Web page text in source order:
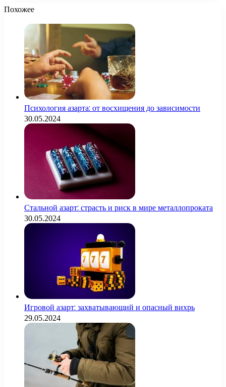
Похожее
Психология азарта: от восхищения до зависимости
30.05.2024
Стальной азарт: страсть и риск в мире металлопроката
30.05.2024
Игровой азарт: захватывающий и опасный вихрь
29.05.2024